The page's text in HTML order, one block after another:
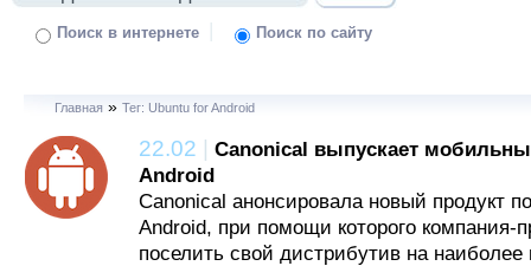
Поиск в интернете | Поиск по сайту
Главная » Тег: Ubuntu for Android
22.02
Canonical выпускает
Android
Canonical анонсировала новый продукт
Android, при помощи которого компания-
поселить свой дистрибутив на